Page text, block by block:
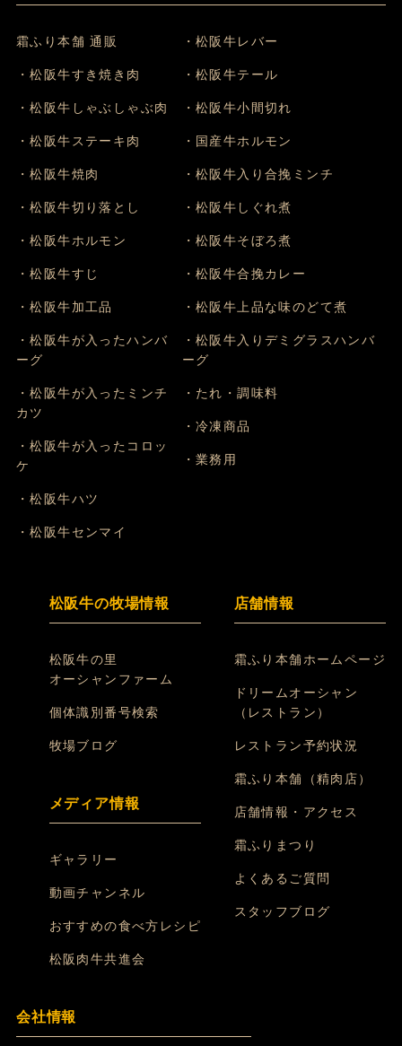
霜ふり本舗 通販
・松阪牛すき焼き肉
・松阪牛しゃぶしゃぶ肉
・松阪牛ステーキ肉
・松阪牛焼肉
・松阪牛切り落とし
・松阪牛ホルモン
・松阪牛すじ
・松阪牛加工品
・松阪牛が入ったハンバ
ーグ
・松阪牛が入ったミンチ
カツ
・松阪牛が入ったコロッ
ケ
・松阪牛ハツ
・松阪牛センマイ
・松阪牛レバー
・松阪牛テール
・松阪牛小間切れ
・国産牛ホルモン
・松阪牛入り合挽ミンチ
・松阪牛しぐれ煮
・松阪牛そぼろ煮
・松阪牛合挽カレー
・松阪牛上品な味のどて煮
・松阪牛入りデミグラスハンバ
ーグ
・たれ・調味料
・冷凍商品
・業務用
松阪牛の牧場情報
松阪牛の里
オーシャンファーム
個体識別番号検索
牧場ブログ
メディア情報
ギャラリー
動画チャンネル
おすすめの食べ方レシピ
松阪肉牛共進会
店舗情報
霜ふり本舗ホームページ
ドリームオーシャン
（レストラン）
レストラン予約状況
霜ふり本舗（精肉店）
店舗情報・アクセス
霜ふりまつり
よくあるご質問
スタッフブログ
会社情報